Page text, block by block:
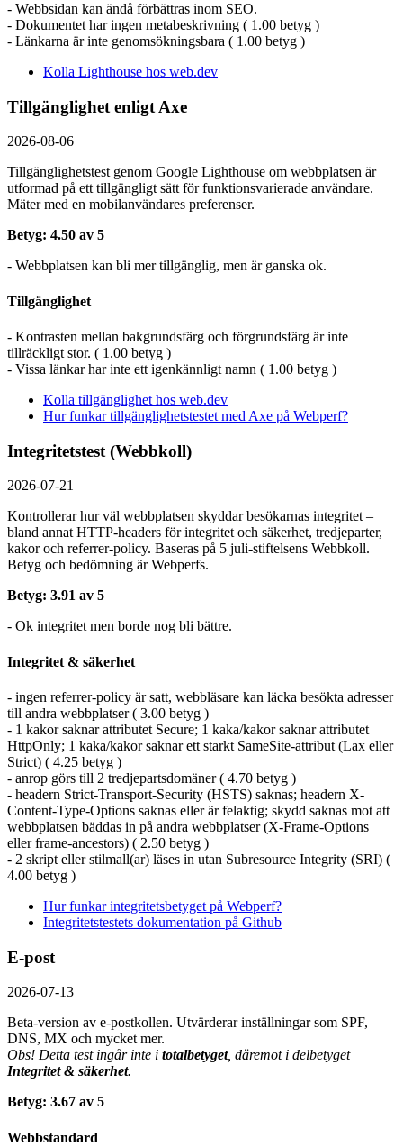
- Webbsidan kan ändå förbättras inom SEO.
- Dokumentet har ingen metabeskrivning ( 1.00 betyg )
- Länkarna är inte genomsökningsbara ( 1.00 betyg )
Kolla Lighthouse hos web.dev
Tillgänglighet enligt Axe
2026-08-06
Tillgänglighetstest genom Google Lighthouse om webbplatsen är
utformad på ett tillgängligt sätt för funktionsvarierade användare.
Mäter med en mobil­användares preferenser.
Betyg: 4.50 av 5
- Webbplatsen kan bli mer tillgänglig, men är ganska ok.
Tillgänglighet
- Kontrasten mellan bakgrundsfärg och förgrundsfärg är inte
tillräckligt stor. ( 1.00 betyg )
- Vissa länkar har inte ett igenkännligt namn ( 1.00 betyg )
Kolla tillgänglighet hos web.dev
Hur funkar tillgänglighetstestet med Axe på Webperf?
Integritetstest (Webbkoll)
2026-07-21
Kontrollerar hur väl webbplatsen skyddar besökarnas integritet –
bland annat HTTP-headers för integritet och säkerhet, tredjeparter,
kakor och referrer-policy. Baseras på 5 juli-stiftelsens Webbkoll.
Betyg och bedömning är Webperfs.
Betyg: 3.91 av 5
- Ok integritet men borde nog bli bättre.
Integritet & säkerhet
- ingen referrer-policy är satt, webbläsare kan läcka besökta adresser
till andra webbplatser ( 3.00 betyg )
- 1 kakor saknar attributet Secure; 1 kaka/kakor saknar attributet
HttpOnly; 1 kaka/kakor saknar ett starkt SameSite-attribut (Lax eller
Strict) ( 4.25 betyg )
- anrop görs till 2 tredjepartsdomäner ( 4.70 betyg )
- headern Strict-Transport-Security (HSTS) saknas; headern X-
Content-Type-Options saknas eller är felaktig; skydd saknas mot att
webbplatsen bäddas in på andra webbplatser (X-Frame-Options
eller frame-ancestors) ( 2.50 betyg )
- 2 skript eller stilmall(ar) läses in utan Subresource Integrity (SRI) (
4.00 betyg )
Hur funkar integritetsbetyget på Webperf?
Integritetstestets dokumentation på Github
E-post
2026-07-13
Beta-version av e-postkollen. Utvärderar inställningar som SPF,
DNS, MX och mycket mer.
Obs! Detta test ingår inte i totalbetyget, däremot i delbetyget
Integritet & säkerhet.
Betyg: 3.67 av 5
Webbstandard